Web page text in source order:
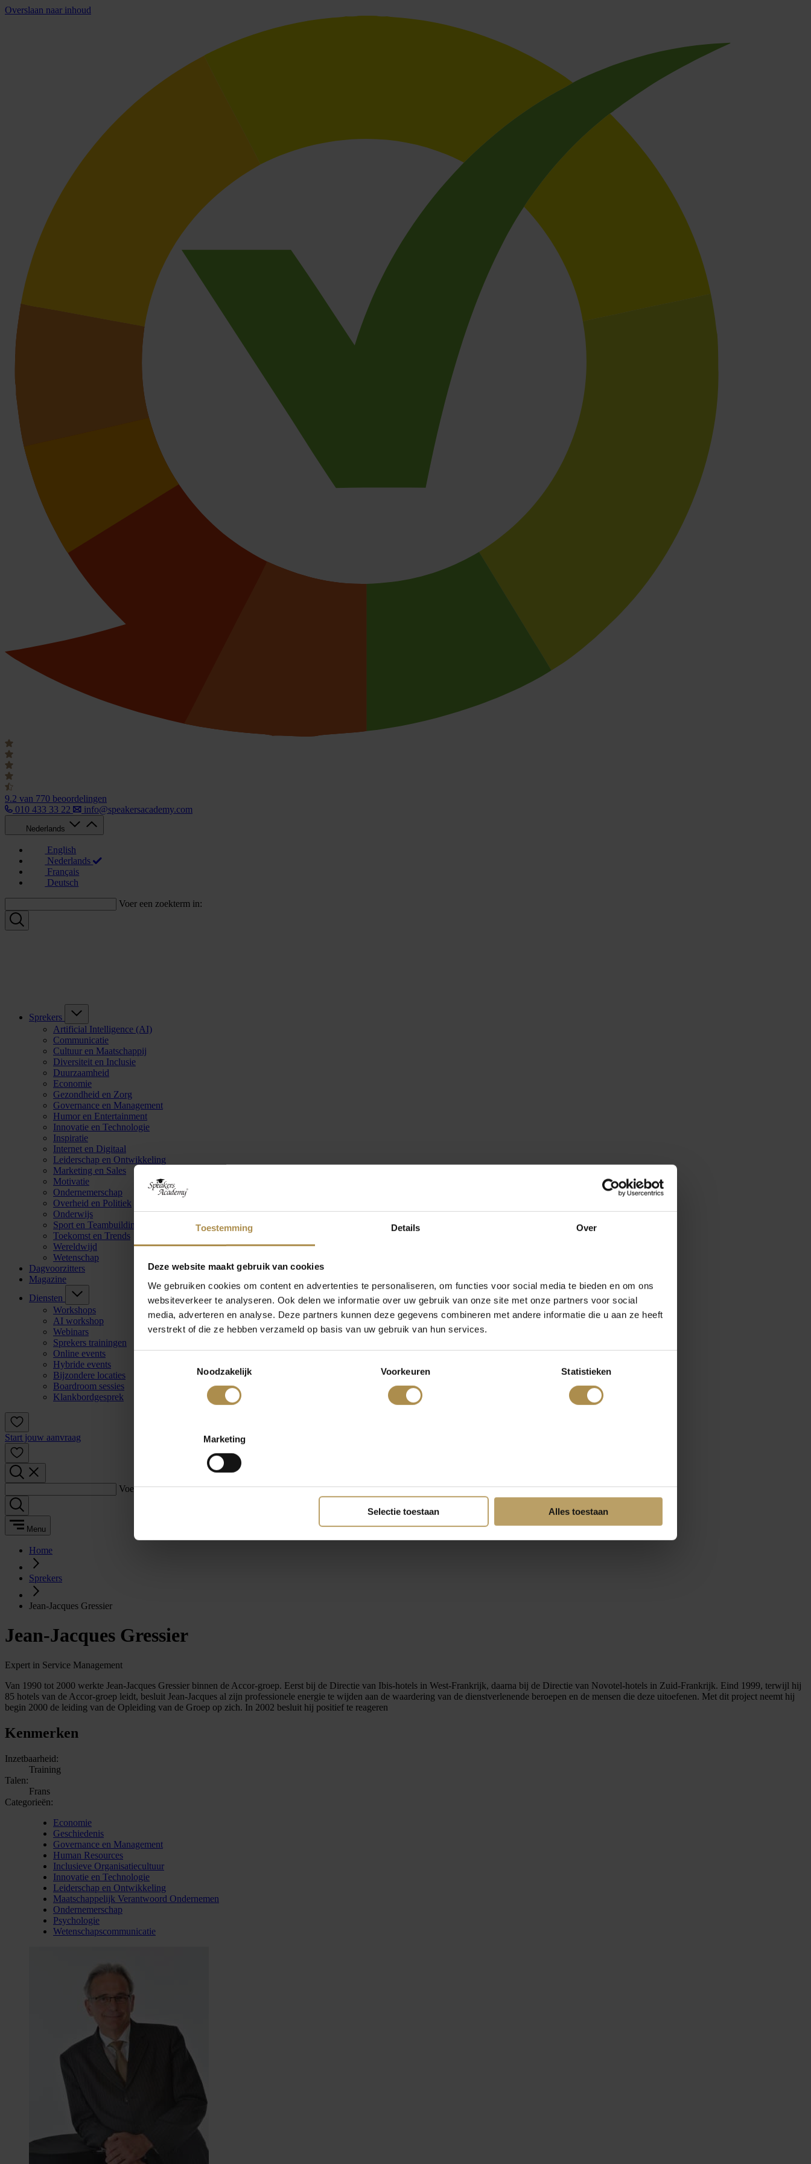
Toestemming Details Over
Deze website maakt gebruik van cookies
We gebruiken cookies om content en advertenties te personaliseren, om functies voor social media te bieden en om ons
websiteverkeer te analyseren. Ook delen we informatie over uw gebruik van onze site met onze partners voor social
media, adverteren en analyse. Deze partners kunnen deze gegevens combineren met andere informatie die u aan ze heeft
verstrekt of die ze hebben verzameld op basis van uw gebruik van hun services.
Noodzakelijk
Voorkeuren Statistieken
Marketing
Selectie toestaan Alles toestaan
Overslaan naar inhoud
9.2 van 770 beoordelingen
010 433 33 22
info@speakersacademy.com
Nederlands
English
Nederlands
Français
Deutsch
Voer een zoekterm in:
Sprekers
Artificial Intelligence (AI)
Communicatie
Cultuur en Maatschappij
Diversiteit en Inclusie
Duurzaamheid
Economie
Gezondheid en Zorg
Governance en Management
Humor en Entertainment
Innovatie en Technologie
Inspiratie
Internet en Digitaal
Leiderschap en Ontwikkeling
Marketing en Sales
Motivatie
Ondernemerschap
Overheid en Politiek
Onderwijs
Sport en Teambuilding
Toekomst en Trends
Wereldwijd
Wetenschap
Dagvoorzitters
Magazine
Diensten
Workshops
AI workshop
Webinars
Sprekers trainingen
Online events
Hybride events
Bijzondere locaties
Boardroom sessies
Klankbordgesprek
Start jouw aanvraag
Voer een zoekterm in:
Menu
Home
Sprekers
Jean-Jacques Gressier
Jean-Jacques Gressier
Expert in Service Management
Van 1990 tot 2000 werkte Jean-Jacques Gressier binnen de Accor-groep. Eerst bij de Directie van Ibis-hotels in West-Frankrijk, daarna bij de Directie van Novotel-hotels in Zuid-Frankrijk. Eind 1999, terwijl hij
85 hotels van de Accor-groep leidt, besluit Jean-Jacques al zijn professionele energie te wijden aan de waardering van de dienstverlenende beroepen en de mensen die deze uitoefenen. Met dit project neemt hij
begin 2000 de leiding van de Opleiding van de Groep op zich. In 2002 besluit hij positief te reageren
Kenmerken
Inzetbaarheid:
Training
Talen:
Frans
Categorieën:
Economie
Geschiedenis
Governance en Management
Human Resources
Inclusieve Organisatiecultuur
Innovatie en Technologie
Leiderschap en Ontwikkeling
Maatschappelijk Verantwoord Ondernemen
Ondernemerschap
Psychologie
Wetenschapscommunicatie